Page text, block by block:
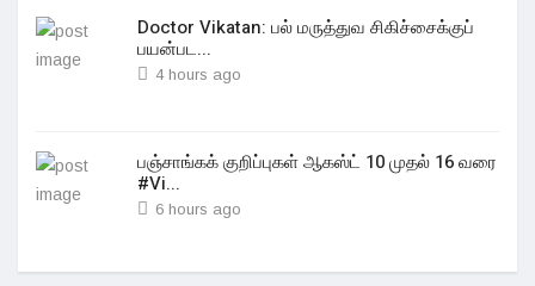
Doctor Vikatan: பல் மருத்துவ சிகிச்சைக்குப்
பயன்பட...
4 hours ago
பஞ்சாங்கக் குறிப்புகள் ஆகஸ்ட் 10 முதல் 16 வரை
#Vi...
6 hours ago